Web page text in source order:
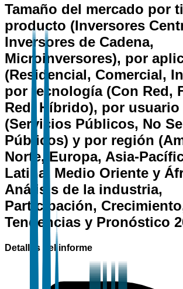
Tamaño del mercado por
producto (Inversores
Inversores de Cadena,
Microinversores), por
(Residencial, Comercial,
por tecnología (Con Red,
Red, Híbrido), por usuario
(Servicios Públicos, No
Públicos) y por región
Norte, Europa, Asia-
Latina, Medio Oriente y
Análisis de la industria,
Participación,
Tendencias y Pronóstico
Detalles del informe